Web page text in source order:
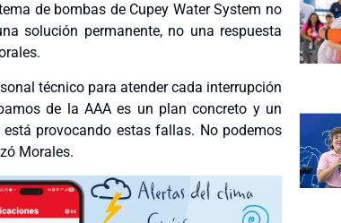
de bombas de Cupey Water System no
solución permanente, no una respuesta
técnico para atender cada interrupción
de la AAA es un plan concreto y un
provocando estas fallas. No podemos
Morales.